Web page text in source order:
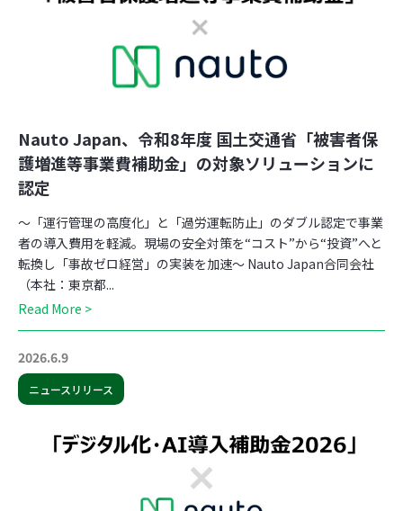
Nauto Japan、令和8年度 国土交通省「被害者保
護増進等事業費補助金」の対象ソリューションに
認定
〜「運行管理の高度化」と「過労運転防止」のダブル認定で事業
者の導入費用を軽減。現場の安全対策を“コスト”から“投資”へと
転換し「事故ゼロ経営」の実装を加速〜 Nauto Japan合同会社
（本社：東京都...
Read More >
2026.6.9
ニュースリリース